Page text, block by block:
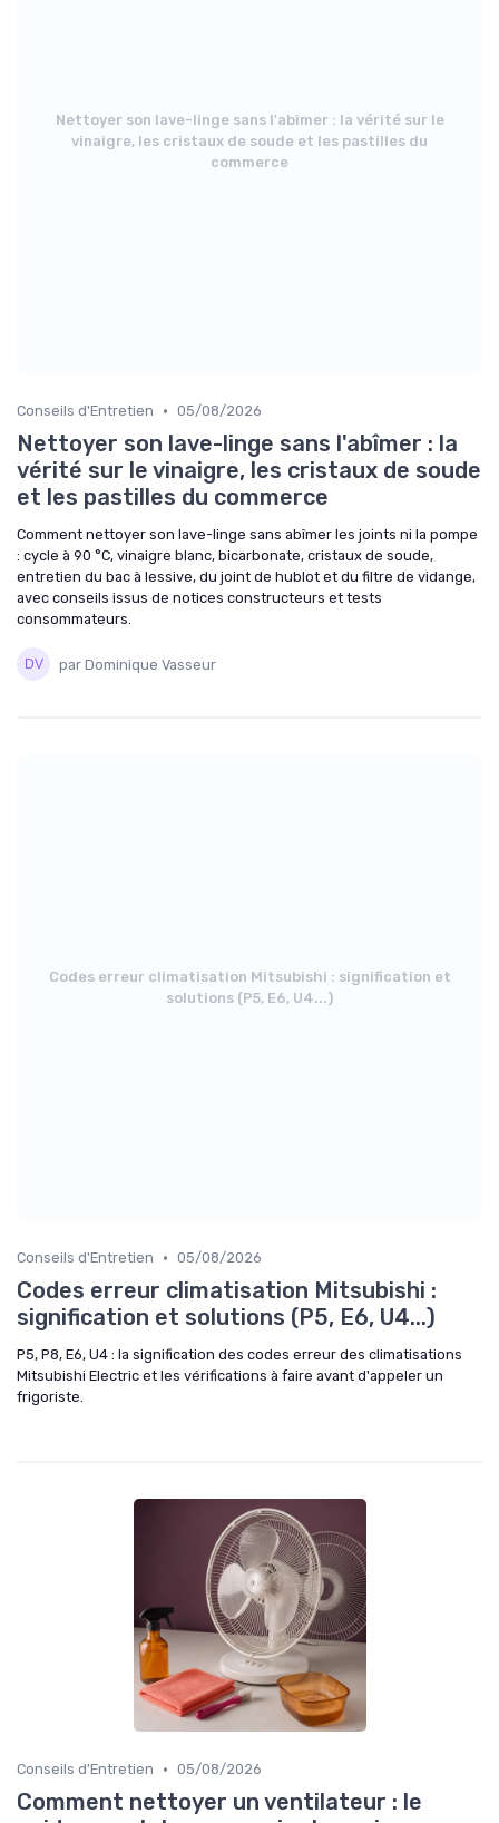
Nettoyer son lave-linge sans l'abîmer : la vérité sur le
vinaigre, les cristaux de soude et les pastilles du
commerce
Conseils d'Entretien • 05/08/2026
Nettoyer son lave-linge sans l'abîmer : la
vérité sur le vinaigre, les cristaux de soude
et les pastilles du commerce
Comment nettoyer son lave-linge sans abîmer les joints ni la pompe
: cycle à 90 °C, vinaigre blanc, bicarbonate, cristaux de soude,
entretien du bac à lessive, du joint de hublot et du filtre de vidange,
avec conseils issus de notices constructeurs et tests
consommateurs.
par Dominique Vasseur
Codes erreur climatisation Mitsubishi : signification et
solutions (P5, E6, U4...)
Conseils d'Entretien • 05/08/2026
Codes erreur climatisation Mitsubishi :
signification et solutions (P5, E6, U4...)
P5, P8, E6, U4 : la signification des codes erreur des climatisations
Mitsubishi Electric et les vérifications à faire avant d'appeler un
frigoriste.
Conseils d'Entretien • 05/08/2026
Comment nettoyer un ventilateur : le